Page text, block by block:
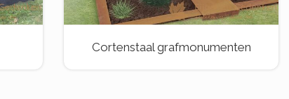
Cortenstaal grafmonumenten